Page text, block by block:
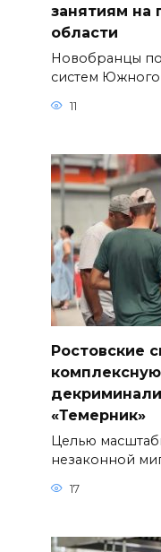
занятиям на
области
Новобранцы
систем Южного
11
Ростовские
«Темерник»
Целью
незаконной
17